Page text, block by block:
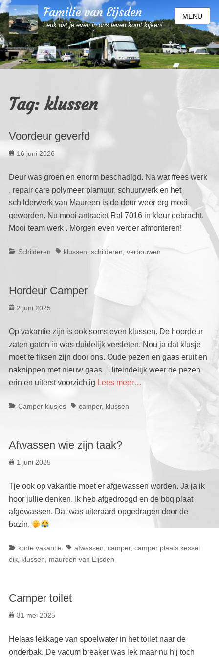
Familie van Eijsden
Leuk dat je even in ons leven komt kijken!
MENU
Tag: klussen
Voordeur geverfd
Geplaatst
16 juni 2026
Deur was groen en enorm beschadigd. Na wat frees werk
, repair care polymeer plamuur, schuurwerk en het
schilderwerk van Maureen is de deur weer erg mooi
geworden. Nu mooi antraciet Ral 7016 in kleur gebracht.
Mooi team werk . Morgen even verder afmonteren!
Categorieën
Schilderen Tagsklussen schilderen verbouwen
Hordeur Camper
Geplaatst
2 juni 2025
Op vakantie zijn is ook soms even klussen. De hoordeur
zaten gaten in was duidelijk versleten. Nou ja dat klusje
moet te fiksen zijn door ons. Oude pezen en gaas eruit en
naknippen met nieuw gaas . Uiteindelijk weer de pezen
erin en uiterst voorzichtig Lees meer…
Categorieën
Camper klusjes Tagscamper, klussen
Afwassen wie zijn taak?
Geplaatst
1 juni 2025
Tje ook op vakantie moet er afgewassen worden. Ja ja ik
hoor jullie denken. Ik heb afgedroogd en de bbq plaat
afgewassen. Dat was uiteraard opgedragen door de
bazin.
Categorieën
korte vakantie Tagsafwassen camper, camper plaats kessel
eik, klussen maureen van Eijsden
Camper toilet
Geplaatst
31 mei 2025
Helaas lekkage van spoelwater in het toilet naar de
onderbak. De vacum breaker was lek maar nu hij toch